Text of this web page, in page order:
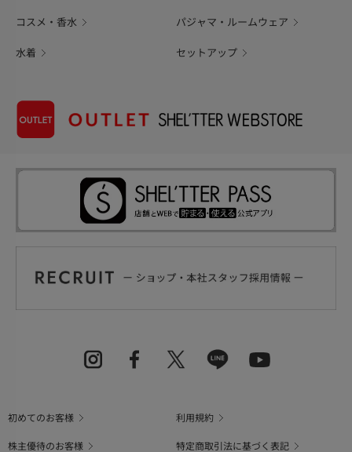
コスメ・香水 パジャマ・ルームウェア
水着 セットアップ
初めてのお客様
利用規約
株主優待のお客様
特定商取引法に基づく表記